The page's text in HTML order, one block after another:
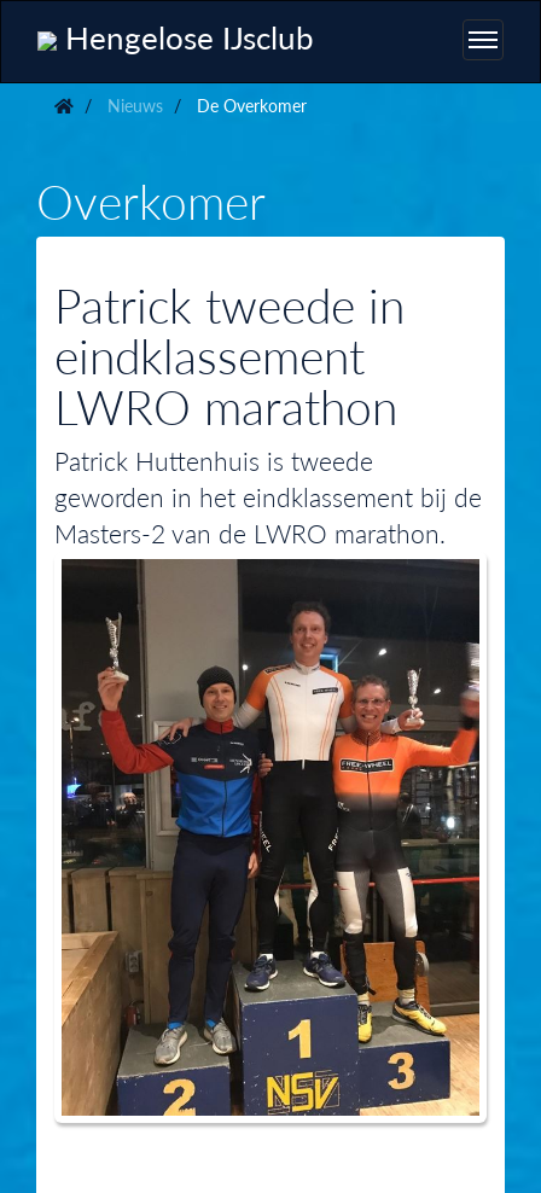
Hengelose IJsclub
Nieuws De Overkomer
Overkomer
Patrick tweede in
eindklassement
LWRO marathon
Patrick Huttenhuis is tweede
geworden in het eindklassement bij de
Masters-2 van de LWRO marathon.